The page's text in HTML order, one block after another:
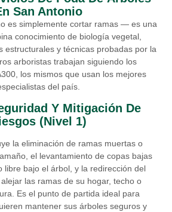
San Antonio
es simplemente cortar ramas — es una
conocimiento de biología vegetal,
estructurales y técnicas probadas por la
arboristas trabajan siguiendo los
los mismos que usan los mejores
del país.
Y Mitigación De
(Nivel 1)
la eliminación de ramas muertas o
el levantamiento de copas bajas
libre bajo el árbol, y la redirección del
las ramas de su hogar, techo o
Es el punto de partida ideal para
mantener sus árboles seguros y